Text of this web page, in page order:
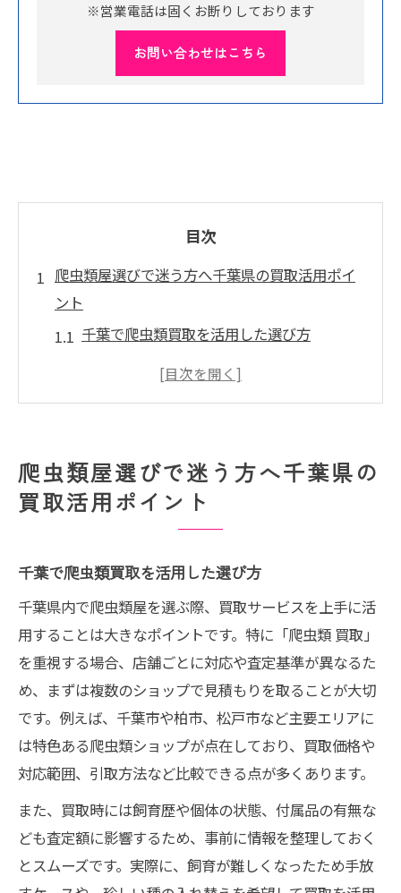
※営業電話は固くお断りしております
お問い合わせはこちら
目次
爬虫類屋選びで迷う方へ千葉県の買取活用ポイ
ント
千葉で爬虫類買取を活用した選び方
信頼重視の爬虫類屋選定と買取の関係
買取対応が充実した爬虫類屋の特徴
信頼できる千葉の爬虫類買取を活用する極意
料
千葉の爬虫類屋で重視する買取対応の流れ
買取経験者が語るショップ選びの視点
関東最大級の爬虫類ショップ買取事例紹介
安心して任せたい爬虫類の買取術とは
爬虫類買取を安心して依頼するための準備
千葉で信頼される爬虫類屋の査定基準
買取で重視される個体の健康状態とポイン
ト
買取時に聞きたい千葉爬虫類ショップの特
徴
爬虫類屋選びで迷う方へ千葉県の
買取活用ポイント
千葉で爬虫類買取を活用した選び方
千葉県内で爬虫類屋を選ぶ際、買取サービスを上手に活
用することは大きなポイントです。特に「爬虫類 買取」
を重視する場合、店舗ごとに対応や査定基準が異なるた
め、まずは複数のショップで見積もりを取ることが大切
です。例えば、千葉市や柏市、松戸市など主要エリアに
は特色ある爬虫類ショップが点在しており、買取価格や
対応範囲、引取方法など比較できる点が多くあります。
また、買取時には飼育歴や個体の状態、付属品の有無な
ども査定額に影響するため、事前に情報を整理しておく
とスムーズです。実際に、飼育が難しくなったため手放